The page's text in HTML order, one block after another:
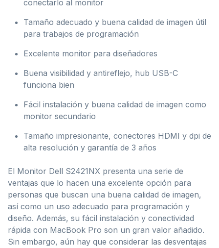
conectarlo al monitor
Tamaño adecuado y buena calidad de imagen útil
para trabajos de programación
Excelente monitor para diseñadores
Buena visibilidad y antireflejo, hub USB-C
funciona bien
Fácil instalación y buena calidad de imagen como
monitor secundario
Tamaño impresionante, conectores HDMI y dpi de
alta resolución y garantía de 3 años
El Monitor Dell S2421NX presenta una serie de
ventajas que lo hacen una excelente opción para
personas que buscan una buena calidad de imagen,
así como un uso adecuado para programación y
diseño. Además, su fácil instalación y conectividad
rápida con MacBook Pro son un gran valor añadido.
Sin embargo, aún hay que considerar las desventajas